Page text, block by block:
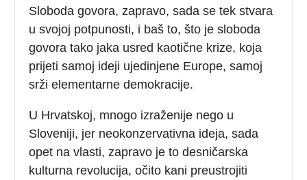
Sloboda govora, zapravo, sada se tek stvara
u svojoj potpunosti, i baš to, što je sloboda
govora tako jaka usred kaotične krize, koja
prijeti samoj ideji ujedinjene Europe, samoj
srži elementarne demokracije.
U Hrvatskoj, mnogo izraženije nego u
Sloveniji, jer neokonzervativna ideja, sada
opet na vlasti, zapravo je to desničarska
kulturna revolucija, očito kani preustrojiti